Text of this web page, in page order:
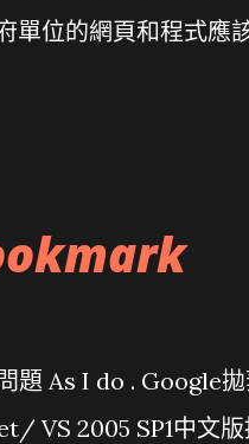
單位的網頁和程式應
題 As I do . Google
VS 2005 SP1中文